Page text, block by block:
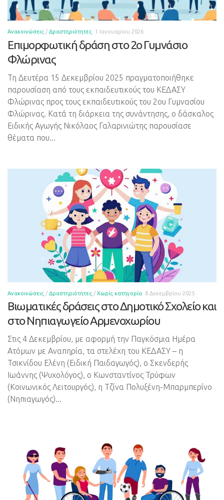
Ανακοινώσεις / Δραστηριότητες 1 Ιανουαρίου 2026
Επιμορφωτική δράση στο 2ο Γυμνάσιο
Φλώρινας
Τη Δευτέρα 15 Δεκεμβρίου 2025 πραγματοποιήθηκε
παρουσίαση από τους εκπαιδευτικούς του ΚΕΔΑΣΥ
Φλώρινας προς τους εκπαιδευτικούς του 2ου Γυμνασίου
Φλώρινας. Κατά τη διάρκεια της συνάντησης, ο δάσκαλος
Ειδικής Αγωγής Νικόλαος Γαλαρινιώτης παρουσίασε
θέματα που...
Ανακοινώσεις / Δραστηριότητες / Χωρίς κατηγορία 8 Δεκεμβρίου 2025
Βιωματικές δράσεις στο Δημοτικό Σχολείο και
στο Νηπιαγωγείο Αρμενοχωρίου
Στις 4 Δεκεμβρίου, με αφορμή την Παγκόσμια Ημέρα
Ατόμων με Αναπηρία, τα στελέχη του ΚΕΔΑΣΥ – η
Τσικνίδου Ελένη (Ειδική Παιδαγωγός), ο Σκενδερής
Ιωάννης (Ψυχολόγος), ο Κωνσταντίνος Τρύφων
(Κοινωνικός Λειτουργός), η Τζίνα Πολυξένη-Μπαρμπερίνο
(Νηπιαγωγός)...